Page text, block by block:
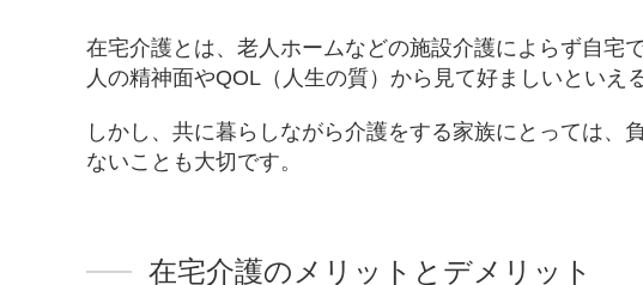
在宅介護とは、老人ホームなどの施設介護によらず自宅
人の精神面やQOL（人生の質）から見て好ましいといえ
しかし、共に暮らしながら介護をする家族にとっては
ないことも大切です。
在宅介護のメリットとデメリット